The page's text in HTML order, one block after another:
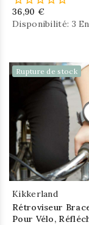
36,90 €
Disponibilité: 3
Rupture de stock
Kikkerland
Rétroviseur
Pour Vélo,